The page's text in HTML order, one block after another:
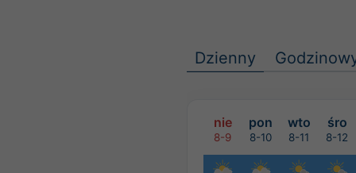
Dzienny
nie pon wto śro
8-9 8-10 8-11 8-12